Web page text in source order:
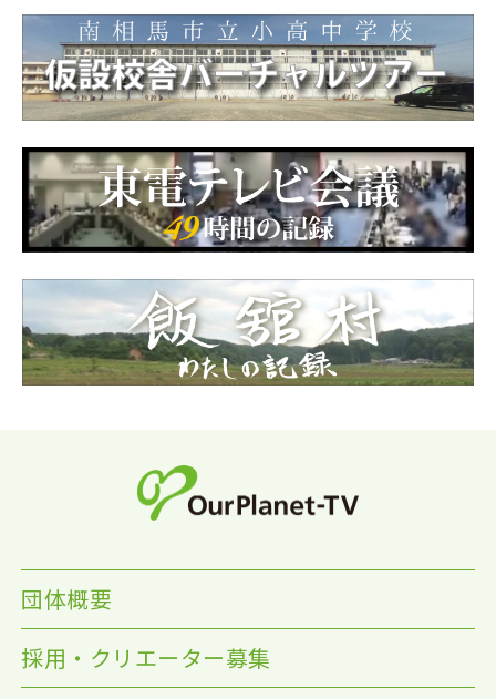
団体概要
採用・クリエーター募集